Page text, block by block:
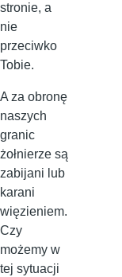
stronie, a
nie
przeciwko
Tobie.
A za obronę
naszych
granic
żołnierze są
zabijani lub
karani
więzieniem.
Czy
możemy w
tej sytuacji